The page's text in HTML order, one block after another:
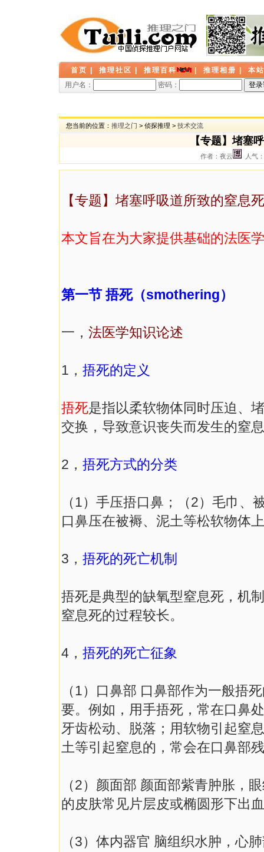
首页 推理社区 推理百科 推理相册
本
用户名：
密码：
您当前的位置： 推理之门 > 侦探推理 > 技术交流
【专题】堵塞
作者：夜云 人气
【专题】堵塞呼吸道所致的窒息
本文旨在为大家提供基础的法医
第一节 捂死（smothering）
一， 法医学知识论述
1， 捂死的定义
捂死是指以柔软物体同时压迫、
交换，导致意识丧失而发生的窒
2， 捂死方式的分类
（1）手压捂口鼻；（2）毛巾
口鼻压在被褥、泥土等松软物体
3， 捂死的死亡机制
捂死是典型的缺氧型窒息死，机
窒息死的过程较长。
4， 捂死的死亡征象
（1）口鼻部 口鼻部作为一般捂
要。例如，用手捂死，常在口鼻
牙齿松动、脱落；用软物引起窒
土等引起窒息的，常会在口鼻部
（2）颜面部 颜面部紫青肿胀，
的皮肤常见片层皮或椭圆形下出
（3）体内器官 脑组织水肿，心